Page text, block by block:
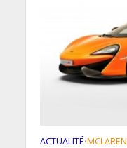
ACTUALITÉ•MCLAREN